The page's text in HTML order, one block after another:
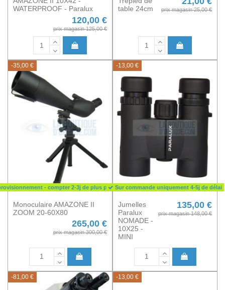
WATERPROOF - Paralux
120,00 €
prix magasin 125,00 €
table 24cm
prix magasin 25,00 €
-35,00 €
- compter 2-3j de plus pour la livraison
Monoculaire AMAZONE II
ZOOM 20-60X80
265,00 €
prix magasin 300,00 €
-13,00 €
Sur commande uniquement 4-5j de délai
Jumelles
Paralux
NOMADE -
10X25 -
MINI
135,00 €
prix magasin 148,00 €
-81,00 € -13,00 €